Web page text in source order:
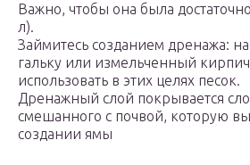
Важно, чтобы она была
л).
Займитесь созданием дренажа:
гальку или измельченный
использовать в этих целях песок.
Дренажный слой покрывается
смешанного с почвой, которую
создании ямы